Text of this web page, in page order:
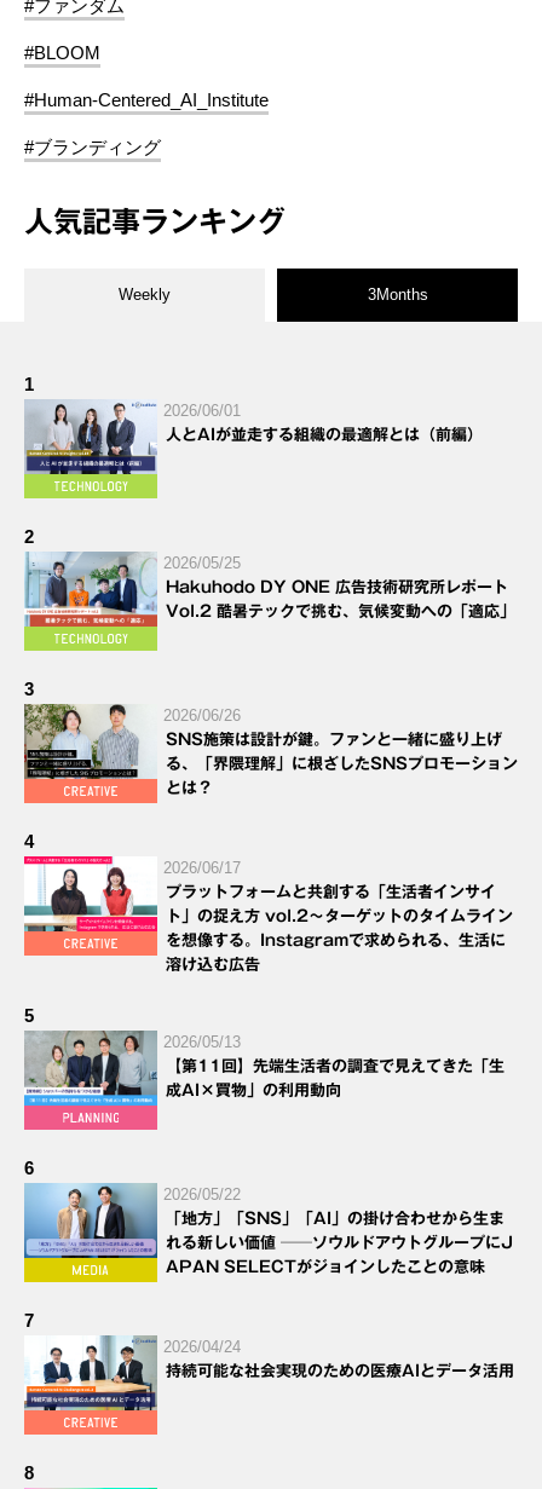
#ファンダム
#BLOOM
#Human-Centered_AI_Institute
#ブランディング
人気記事ランキング
Weekly 3Months
1
2026/06/01
人とAIが並走する組織の最適解とは（前編）
2
2026/05/25
Hakuhodo DY ONE 広告技術研究所レポート
Vol.2 酷暑テックで挑む、気候変動への「適応」
3
2026/06/26
SNS施策は設計が鍵。ファンと一緒に盛り上げ
る、「界隈理解」に根ざしたSNSプロモーション
とは？
4
2026/06/17
プラットフォームと共創する「生活者インサイ
ト」の捉え方 vol.2～ターゲットのタイムライン
を想像する。Instagramで求められる、生活に
溶け込む広告
5
2026/05/13
【第11回】先端生活者の調査で見えてきた「生
成AI×買物」の利用動向
6
2026/05/22
「地方」「SNS」「AI」の掛け合わせから生ま
れる新しい価値 ──ソウルドアウトグループにJ
APAN SELECTがジョインしたことの意味
7
2026/04/24
持続可能な社会実現のための医療AIとデータ活用
8